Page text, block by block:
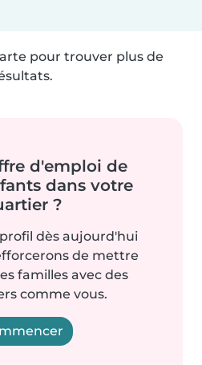
pour trouver plus de
d'emploi de
dans votre
?
dès aujourd'hui
de mettre
familles avec des
comme vous.